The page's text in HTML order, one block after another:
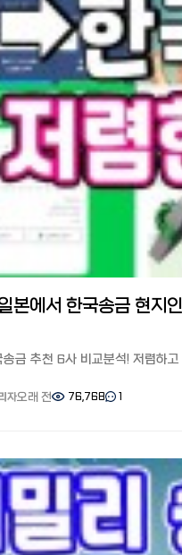
: 기억이 가물가물할 수 있으니 카톡 대화
기 티켓 날짜를 미리 확인해두세
장도 필수였는데, 양가 부모님과
관계'라는 인상을 줘서 유리하다
먹고 살 능력은 있는가?" (신원보증과 경
건 "이 외국인이 와서 세금만 축
자가 당시 이직한 지 얼마 안 돼
래서 저희는 통장 잔고 증명서와
긁어모아 "우리는 굶지 않고 잘
했습니다. (신원보증서 서명은 당
관리국 방문과 '무한 대기' 모든 서류가 준비되면 관할
물: 증명사진(4x3cm), 여권, 재류카드
아침 일찍 갔는데도 대기 번호가
줍니다. 이제부터는 짧게는 1개
엽서 한 장. '수수료
약) 구분 주요 내용 : 법적 조건 한국/일본
완료 (호적등본 기재 필수) 핵심
보증서, 경제력 증명 배우자의 주민세 과세/납세
서류 요청이 오거나 거절될 수
든 일한모 회원분들,
금 추천 6사 비교분석! 저렴하
투하며 일본 한국인 커뮤니티 '
'일한모 사이트'를 운영하고 있는
야할지 고민스러운 부분입니다.
한국갈 때마다 현금을 가져가서
하거나(환전은 해당 국가에서
근에 와서야 부양자 공제를 위해
,,
인 추천이 많은 인터넷 송금 와이
자오래 전 76,768